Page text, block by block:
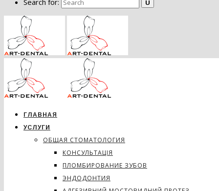
Search for:
ГЛАВНАЯ
УСЛУГИ
ОБЩАЯ СТОМАТОЛОГИЯ
КОНСУЛЬТАЦІЯ
ПЛОМБИРОВАНИЕ ЗУБОВ
ЭНДОДОНТИЯ